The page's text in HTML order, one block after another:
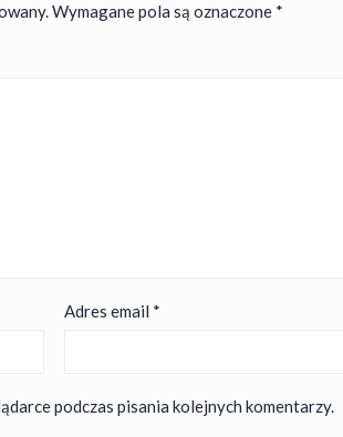
Wymagane pola są oznaczone *
Adres email *
podczas pisania kolejnych komentarzy.